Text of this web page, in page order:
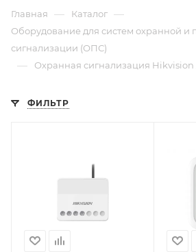
Главная — Каталог —
Оборудование для систем охранной и
сигнализации (ОПС)
— Охранная сигнализация Hikvision
ФИЛЬТР